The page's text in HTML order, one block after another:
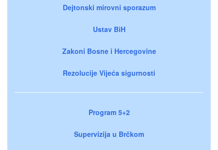
Dejtonski mirovni sporazum
Ustav BiH
Zakoni Bosne i Hercegovine
Rezolucije Vijeća sigurnosti
Program 5+2
Supervizija u Brčkom